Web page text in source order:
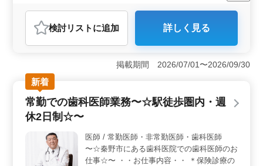
アルバイト・パート
おすすめポイント
＜訪問歯科医師・経験者歓迎＞ この求人は訪問歯科医
師を募集しており、年齢よりも経験を重視。秦野市周辺
での施設や個人宅への訪問治療が主な業務。ドライバー
付きの専門スタッフがサポートし、新宿区周辺での訪問
が中心です。 ＜駅徒歩圏内・車通勤可能・週休2日制
＞ 勤務条件は非常に好条件。駅から徒歩2分でアクセス
良好、車通勤も可能。週休2日制で、残業も少なめ。50代
い歯科業務・柔軟な働き方＞ 外来治療中心の業務で、
一般歯科や小児歯科など幅広い領域でスキルを発揮。勤
務日の相談が可能で、社会保険完備など福利厚生も整っ
検討リスト に追加 詳しく見る
掲載期間 2026/07/01〜2026/09/30
新着
常勤での歯科医師業務〜☆駅徒歩圏内・週
休2日制☆〜
医師 / 常勤医師・非常勤医師・歯科医師
〜☆秦野市にある歯科医院での歯科医師のお
仕事☆〜 ・・お仕事内容・・ ＊保険診療の